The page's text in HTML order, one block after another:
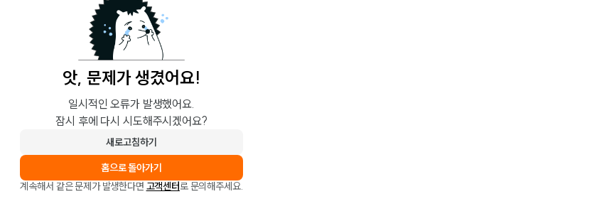
앗, 문제가 생겼어요!
일시적인 오류가 발생했어요.
잠시 후에 다시 시도해주시겠어요?
새로고침하기
홈으로 돌아가기
계속해서 같은 문제가 발생한다면 고객센터로 문의해주세요.